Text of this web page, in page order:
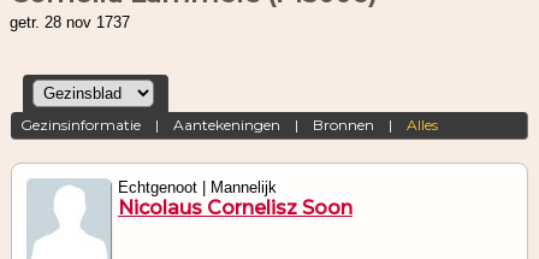
getr. 28 nov 1737
Gezinsinformatie |Aantekeningen | Bronnen |Alles
Echtgenoot | Mannelijk
Nicolaus Cornelisz Soon